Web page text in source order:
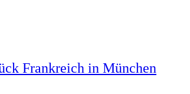
Frankreich in München